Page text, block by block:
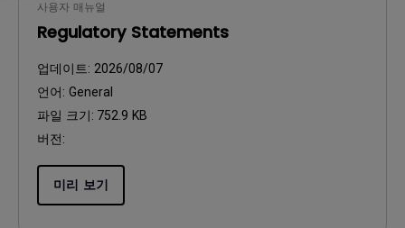
사용자 매뉴얼
Regulatory Statements
업데이트: 2026/08/07
언어: General
파일 크기: 752.9 KB
버전:
미리 보기